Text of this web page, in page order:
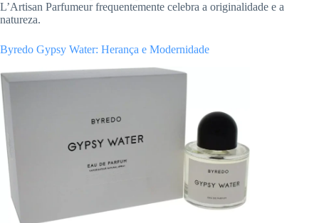
L’Artisan Parfumeur frequentemente celebra a originalidade e a
natureza.
Byredo Gypsy Water: Herança e Modernidade